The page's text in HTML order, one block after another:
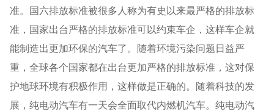
准。国六排放标准被很多人称为有史以来最严格的排放标
准，国家出台严格的排放标准可以约束车企，这样车企就
能制造出更加环保的汽车了。随着环境污染问题日益严
重，全球各个国家都在出台更加严格的排放标准，这对保
护地球环境有积极作用，这样做是正确的。随着科技的发
展，纯电动汽车有一天会全面取代内燃机汽车。纯电动汽